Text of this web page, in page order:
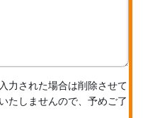
力された場合は削除させて
たしませんので、予めご了